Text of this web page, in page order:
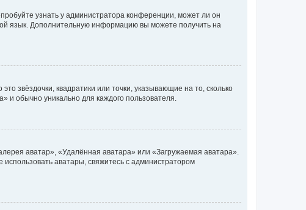
узнать у администратора конференции, может ли он
язык. Дополнительную информацию вы можете получить на
звёздочки, квадратики или точки, указывающие на то, сколько
и обычно уникально для каждого пользователя.
аватар», «Удалённая аватара» или «Загружаемая аватара».
аватары, свяжитесь с администратором